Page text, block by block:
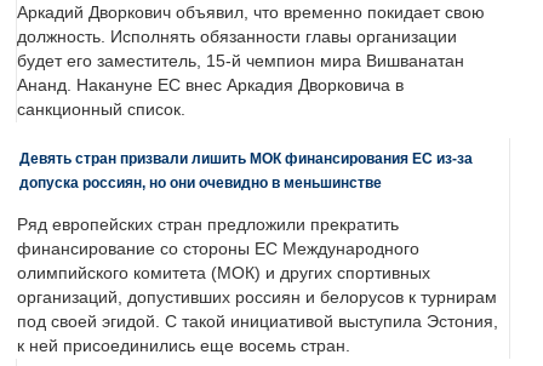
Аркадий Дворкович объявил, что временно покидает свою
должность. Исполнять обязанности главы организации
будет его заместитель, 15-й чемпион мира Вишванатан
Ананд. Накануне ЕС внес Аркадия Дворковича в
санкционный список.
Девять стран призвали лишить МОК финансирования ЕС из-за
допуска россиян, но они очевидно в меньшинстве
Ряд европейских стран предложили прекратить
финансирование со стороны ЕС Международного
олимпийского комитета (МОК) и других спортивных
организаций, допустивших россиян и белорусов к турнирам
под своей эгидой. С такой инициативой выступила Эстония,
к ней присоединились еще восемь стран.